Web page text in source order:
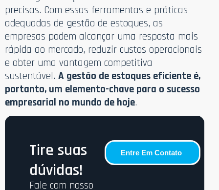
precisas. Com essas ferramentas e práticas
adequadas de gestão de estoques, as
empresas podem alcançar uma resposta mais
rápida ao mercado, reduzir custos operacionais
e obter uma vantagem competitiva
sustentável. A gestão de estoques eficiente é,
portanto, um elemento-chave para o sucesso
empresarial no mundo de hoje.
Tire suas
dúvidas!
Fale com nosso
Entre Em Contato